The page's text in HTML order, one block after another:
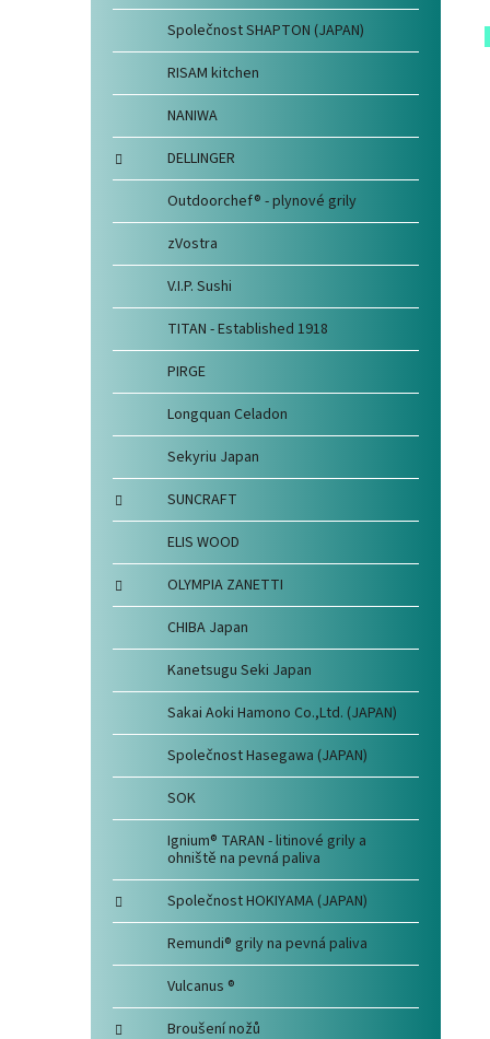
Společnost SHAPTON (JAPAN)
RISAM kitchen
NANIWA
DELLINGER
Outdoorchef® - plynové grily
zVostra
V.I.P. Sushi
TITAN - Established 1918
PIRGE
Longquan Celadon
Sekyriu Japan
SUNCRAFT
ELIS WOOD
OLYMPIA ZANETTI
CHIBA Japan
Kanetsugu Seki Japan
Sakai Aoki Hamono Co.,Ltd. (JAPAN)
Společnost Hasegawa (JAPAN)
SOK
Ignium® TARAN - litinové grily a
ohniště na pevná paliva
Společnost HOKIYAMA (JAPAN)
Remundi® grily na pevná paliva
Vulcanus ®
Broušení nožů